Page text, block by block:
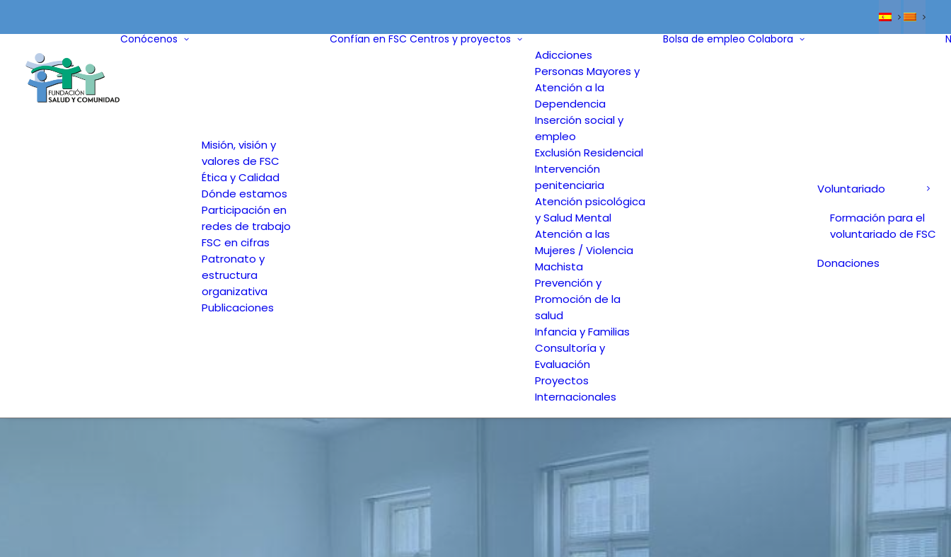
Conócenos
Misión, visión y
valores de FSC
Ética y Calidad
Dónde estamos
Participación en
redes de trabajo
FSC en cifras
Patronato y
estructura
organizativa
Publicaciones
Confían en FSC Centros y proyectos
Adicciones
Personas Mayores y
Atención a la
Dependencia
Inserción social y
empleo
Exclusión Residencial
Intervención
penitenciaria
Atención psicológica
y Salud Mental
Atención a las
Mujeres / Violencia
Machista
Prevención y
Promoción de la
salud
Infancia y Familias
Consultoría y
Evaluación
Proyectos
Internacionales
Bolsa de empleo Colabora
Voluntariado
Formación para el
voluntariado de FSC
Donaciones